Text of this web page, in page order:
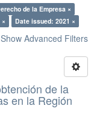
de la Empresa ×
Date issued: 2021 ×
Show Advanced Filters
de la
en la Región